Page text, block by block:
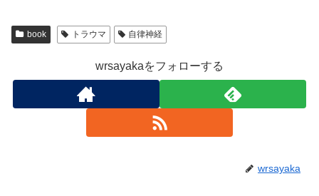
book トラウマ 自律神経
wrsayakaをフォローする
wrsayaka